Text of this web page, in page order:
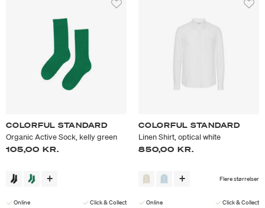
COLORFUL STANDARD
Organic Active Sock, kelly green
105,00 KR.
Online Click & Collect
COLORFUL STANDARD
Linen Shirt, optical white
850,00 KR.
Flere størrelser
Online Click & Collect